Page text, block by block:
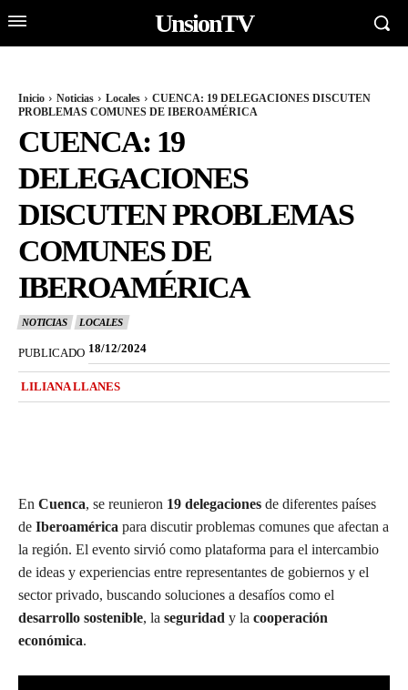
UnsionTV
Inicio Noticias Locales
CUENCA: 19 DELEGACIONES DISCUTEN
PROBLEMAS COMUNES DE IBEROAMÉRICA
CUENCA: 19
DELEGACIONES
DISCUTEN PROBLEMAS
COMUNES DE
IBEROAMÉRICA
NOTICIAS LOCALES
PUBLICADO 18/12/2024
LILIANA LLANES
En Cuenca, se reunieron 19 delegaciones de diferentes países
de Iberoamérica para discutir problemas comunes que afectan a
la región. El evento sirvió como plataforma para el intercambio
de ideas y experiencias entre representantes de gobiernos y el
sector privado, buscando soluciones a desafíos como el
desarrollo sostenible, la seguridad y la cooperación
económica.